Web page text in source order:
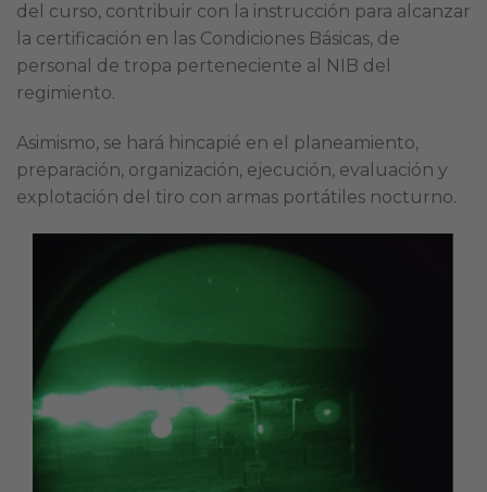
del curso, contribuir con la instrucción para alcanzar
la certificación en las Condiciones Básicas, de
personal de tropa perteneciente al NIB del
regimiento.
Asimismo, se hará hincapié en el planeamiento,
preparación, organización, ejecución, evaluación y
explotación del tiro con armas portátiles nocturno.